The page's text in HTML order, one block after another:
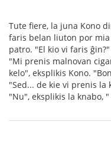
Tute fiere, la juna Kono
faris belan liuton por
patro. "El kio vi faris ĝin?"
"Mi prenis malnovan
kelo", eksplikis Kono.
"Sed... de kie vi prenis la
"Nu", eksplikis la knabo,